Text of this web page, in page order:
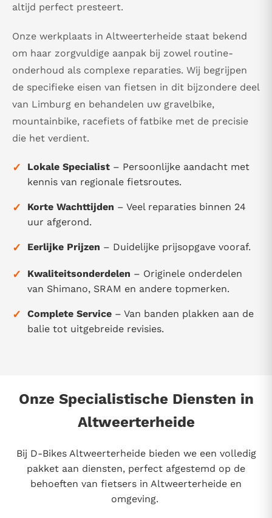
altijd perfect presteert.
Onze werkplaats in Altweerterheide staat bekend
om haar zorgvuldige aanpak bij zowel routine-
onderhoud als complexe reparaties. Wij begrijpen
de specifieke eisen van fietsen in dit bijzondere deel
van Limburg en behandelen uw gravelbike,
mountainbike, racefiets of fatbike met de precisie
die het verdient.
✓ Lokale Specialist – Persoonlijke aandacht met
kennis van regionale fietsroutes.
✓ Korte Wachttijden – Veel reparaties binnen 24
uur afgerond.
✓ Eerlijke Prijzen – Duidelijke prijsopgave vooraf.
✓ Kwaliteitsonderdelen – Originele onderdelen
van Shimano, SRAM en andere topmerken.
✓ Complete Service – Van banden plakken aan de
balie tot uitgebreide revisies.
Onze Specialistische Diensten in
Altweerterheide
Bij D-Bikes Altweerterheide bieden we een volledig
pakket aan diensten, perfect afgestemd op de
behoeften van fietsers in Altweerterheide en
omgeving.